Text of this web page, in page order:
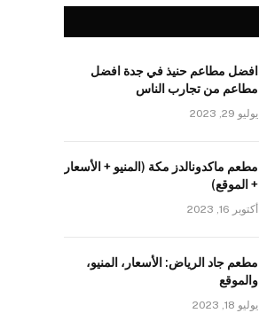
افضل مطاعم حنيذ في جدة افضل
مطاعم من تجارب الناس
يوليو 29, 2023
مطعم ماكدونالدز مكة (المنيو + الأسعار
+ الموقع)
أكتوبر 16, 2023
مطعم جاد الرياض: الأسعار، المنيو،
والموقع
يوليو 18, 2023